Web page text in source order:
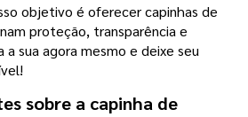
objetivo é oferecer capinhas de
proteção, transparência e
a sua agora mesmo e deixe seu
sobre a capinha de